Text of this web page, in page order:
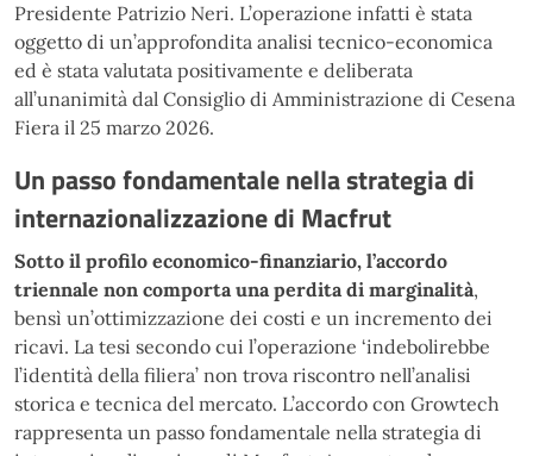
Presidente Patrizio Neri. L’operazione infatti è stata
oggetto di un’approfondita analisi tecnico-economica
ed è stata valutata positivamente e deliberata
all’unanimità dal Consiglio di Amministrazione di Cesena
Fiera il 25 marzo 2026.
Un passo fondamentale nella strategia di
internazionalizzazione di Macfrut
Sotto il profilo economico-finanziario, l’accordo
triennale non comporta una perdita di marginalità,
bensì un’ottimizzazione dei costi e un incremento dei
ricavi. La tesi secondo cui l’operazione ‘indebolirebbe
l’identità della filiera’ non trova riscontro nell’analisi
storica e tecnica del mercato. L’accordo con Growtech
rappresenta un passo fondamentale nella strategia di